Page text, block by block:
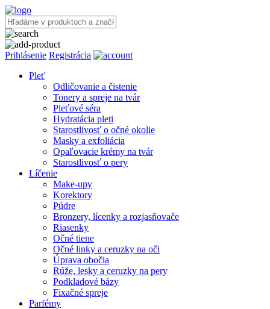
Prihlásenie Registrácia
Pleť
Odličovanie a čistenie
Tonery a spreje na tvár
Pleťové séra
Hydratácia pleti
Starostlivosť o očné okolie
Masky a exfoliácia
Opaľovacie krémy na tvár
Starostlivosť o pery
Líčenie
Make-upy
Korektory
Púdre
Bronzery, lícenky a rozjasňovače
Riasenky
Očné tiene
Očné linky a ceruzky na oči
Úprava obočia
Rúže, lesky a ceruzky na pery
Podkladové bázy
Fixačné spreje
Parfémy